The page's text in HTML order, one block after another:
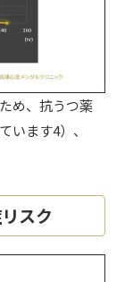
め、抗うつ薬
います4）、
スク